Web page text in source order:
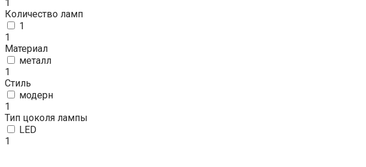
1
Количество ламп
1
1
Материал
металл
1
Стиль
модерн
1
Тип цоколя лампы
LED
1